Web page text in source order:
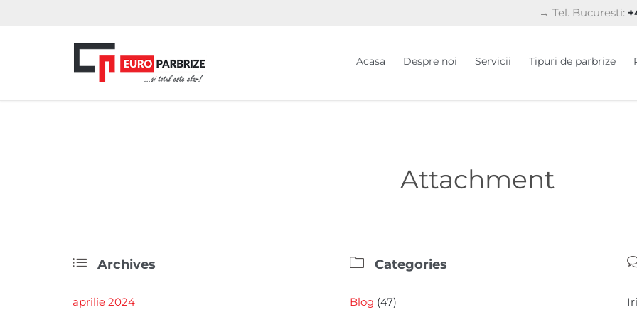
→ Tel. Bucuresti:
Acasa Despre noi Servicii Tipuri de parbrize
Attachment
 Archives
aprilie 2024
 Categories
Blog (47)